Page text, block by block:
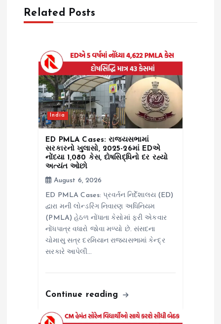
g
Related Posts
India
ED PMLA Cases: રાજ્યસભામાં
સરકારનો ખુલાસો, 2025-26માં EDએ
નોંધ્યા 1,080 કેસ, દોષસિદ્ધિનો દર રહ્યો
અત્યંત ઓછો
August 6, 2026
ED PMLA Cases: પ્રવર્તન નિર્દેશાલય (ED)
દ્વારા મની લોન્ડરિંગ નિવારણ અધિનિયમ
(PMLA) હેઠળ નોંધાતા કેસોમાં ફરી એકવાર
નોંધપાત્ર વધારો જોવા મળ્યો છે. સંસદના
ચોમાસુ સત્ર દરમિયાન રાજ્યસભામાં કેન્દ્ર
સરકારે આપેલી…
Continue reading